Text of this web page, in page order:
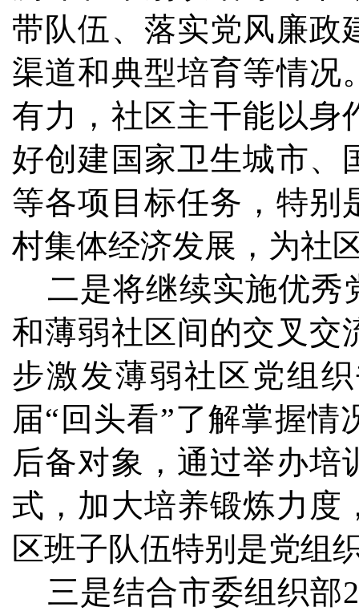
带队伍、落实党风廉政
渠道和典型培育等情况
有力，社区主干能以身
好创建国家卫生城市、
等各项目标任务，特别
村集体经济发展，为社
二是将继续实施优秀
和薄弱社区间的交叉交
步激发薄弱社区党组
届“回头看”了解掌握
后备对象，通过举办培
式，加大培养锻炼力度
区班子队伍特别是党组
三是结合市委组织部